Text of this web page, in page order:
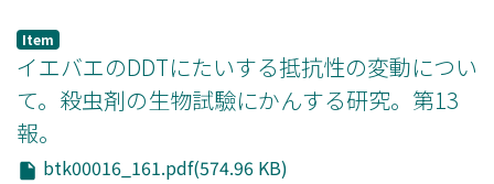
Item
イエバエのDDTにたいする抵抗性の変動につい
て。殺虫剤の生物試驗にかんする研究。第13
報。
btk00016_161.pdf(574.96 KB)